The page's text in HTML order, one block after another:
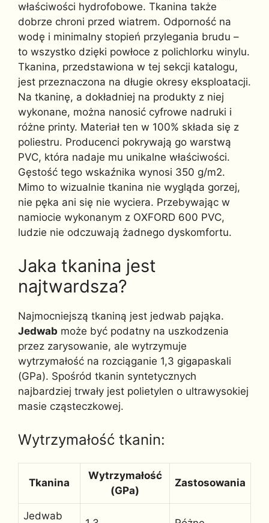
właściwości hydrofobowe. Tkanina także
dobrze chroni przed wiatrem. Odporność na
wodę i minimalny stopień przylegania brudu –
to wszystko dzięki powłoce z polichlorku winylu.
Tkanina, przedstawiona w tej sekcji katalogu,
jest przeznaczona na długie okresy eksploatacji.
Na tkaninę, a dokładniej na produkty z niej
wykonane, można nanosić cyfrowe nadruki i
różne printy. Materiał ten w 100% składa się z
poliestru. Producenci pokrywają go warstwą
PVC, która nadaje mu unikalne właściwości.
Gęstość tego wskaźnika wynosi 350 g/m2.
Mimo to wizualnie tkanina nie wygląda gorzej,
nie pęka ani się nie wyciera. Przebywając w
namiocie wykonanym z OXFORD 600 PVC,
ludzie nie odczuwają żadnego dyskomfortu.
Jaka tkanina jest
najtwardsza?
Najmocniejszą tkaniną jest jedwab pająka.
Jedwab może być podatny na uszkodzenia
przez zarysowanie, ale wytrzymuje
wytrzymałość na rozciąganie 1,3 gigapaskali
(GPa). Spośród tkanin syntetycznych
najbardziej trwały jest polietylen o ultrawysokiej
masie cząsteczkowej.
Wytrzymałość tkanin:
Tkanina
Wytrzymałość
(GPa)
Zastosowania
Jedwab